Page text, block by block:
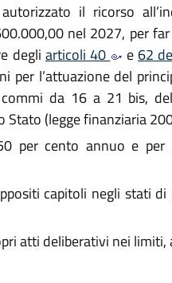
il ricorso
nel 2027, per
degli articoli 40 e 62
per l’attuazione del
da 16 a 21 bis,
Stato (legge finanziaria
per cento annuo e
capitoli negli stati
atti deliberativi nei